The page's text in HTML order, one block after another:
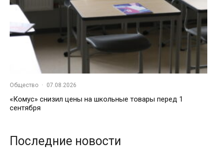
Общество · 07.08.2026
«Комус» снизил цены на школьные товары перед 1
сентября
Последние новости